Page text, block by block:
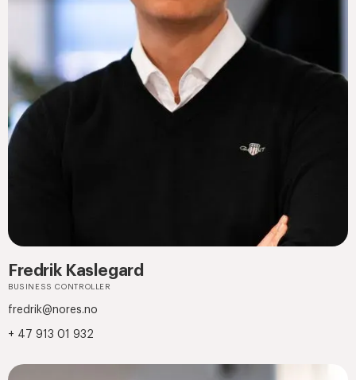
Fredrik Kaslegard
BUSINESS CONTROLLER
fredrik@nores.no
+ 47 913 01 932